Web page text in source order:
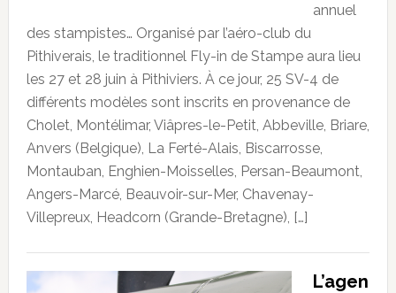
annuel
des stampistes… Organisé par l’aéro-club du
Pithiverais, le traditionnel Fly-in de Stampe aura lieu
les 27 et 28 juin à Pithiviers. À ce jour, 25 SV-4 de
différents modèles sont inscrits en provenance de
Cholet, Montélimar, Viâpres-le-Petit, Abbeville, Briare,
Anvers (Belgique), La Ferté-Alais, Biscarrosse,
Montauban, Enghien-Moisselles, Persan-Beaumont,
Angers-Marcé, Beauvoir-sur-Mer, Chavenay-
Villepreux, Headcorn (Grande-Bretagne), […]
L’agen